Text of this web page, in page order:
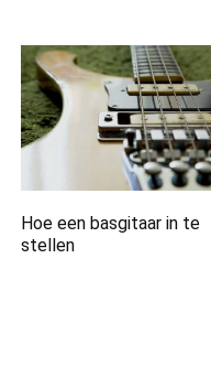
Hoe een basgitaar in te
stellen